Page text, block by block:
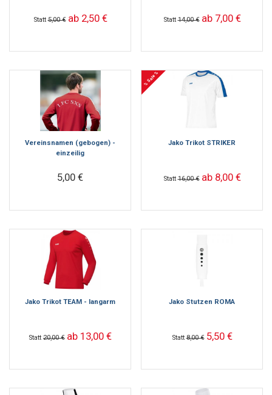
Statt5,00 € ab 2,50 € Statt14,00 € ab 7,00 €
Vereinsnamen (gebogen) -
einzeilig
5,00 €
% Sale %
Jako Trikot STRIKER
Statt16,00 € ab 8,00 €
Jako Trikot TEAM - langarm
Statt 20,00 € ab 13,00 €
Jako Stutzen ROMA
Statt8,00 € 5,50 €